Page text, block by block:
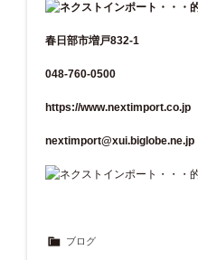
春日部市増戸832-1
048-760-0500
https://www.nextimport.co.jp
nextimport@xui.biglobe.ne.jp
ブログ